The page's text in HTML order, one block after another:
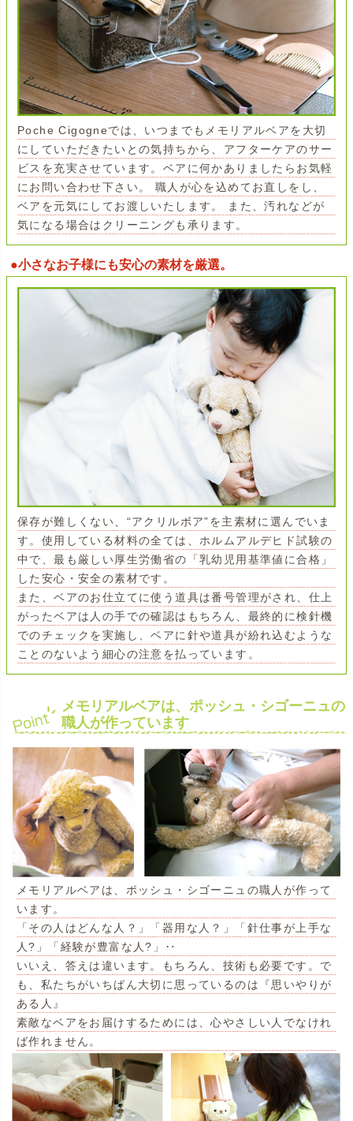
Poche Cigogneでは、いつまでもメモリアルベアを大切
にしていただきたいとの気持ちから、アフターケアのサー
ビスを充実させています。ベアに何かありましたらお気軽
にお問い合わせ下さい。 職人が心を込めてお直しをし、
ベアを元気にしてお渡しいたします。 また、汚れなどが
気になる場合はクリーニングも承ります。
●小さなお子様にも安心の素材を厳選。
保存が難しくない、“アクリルボア”を主素材に選んでいま
す。使用している材料の全ては、ホルムアルデヒド試験の
中で、最も厳しい厚生労働省の「乳幼児用基準値に合格」
した安心・安全の素材です。
また、ベアのお仕立てに使う道具は番号管理がされ、仕上
がったベアは人の手での確認はもちろん、最終的に検針機
でのチェックを実施し、ベアに針や道具が紛れ込むような
ことのないよう細心の注意を払っています。
メモリアルベアは、ポッシュ・シゴーニュの
職人が作っています
メモリアルベアは、ポッシュ・シゴーニュの職人が作って
います。
「その人はどんな人？」「器用な人？」「針仕事が上手な
人?」「経験が豊富な人?」‥
いいえ、答えは違います。もちろん、技術も必要です。で
も、私たちがいちばん大切に思っているのは『思いやりが
ある人』
素敵なベアをお届けするためには、心やさしい人でなけれ
ば作れません。